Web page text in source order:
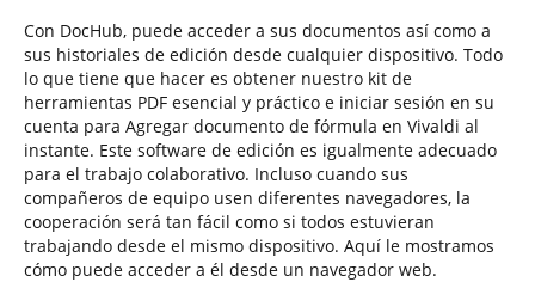
Con DocHub, puede acceder a sus documentos así como a
sus historiales de edición desde cualquier dispositivo. Todo
lo que tiene que hacer es obtener nuestro kit de
herramientas PDF esencial y práctico e iniciar sesión en su
cuenta para Agregar documento de fórmula en Vivaldi al
instante. Este software de edición es igualmente adecuado
para el trabajo colaborativo. Incluso cuando sus
compañeros de equipo usen diferentes navegadores, la
cooperación será tan fácil como si todos estuvieran
trabajando desde el mismo dispositivo. Aquí le mostramos
cómo puede acceder a él desde un navegador web.